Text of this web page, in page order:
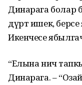
Динарага
дүрт ишек,
Икенчесе
“Елына ничә
Динарага. –